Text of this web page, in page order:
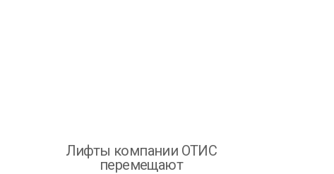
Лифты компании ОТИС
перемещают